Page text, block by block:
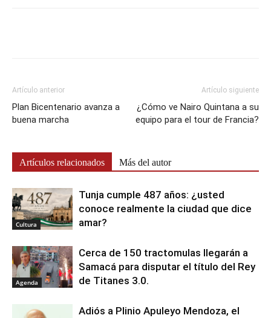
Artículo anterior
Plan Bicentenario avanza a
buena marcha
Artículo siguiente
¿Cómo ve Nairo Quintana a su
equipo para el tour de Francia?
Artículos relacionados Más del autor
Cultura
Tunja cumple 487 años: ¿usted
conoce realmente la ciudad que dice
amar?
Agenda
Cerca de 150 tractomulas llegarán a
Samacá para disputar el título del Rey
de Titanes 3.0.
Adiós a Plinio Apuleyo Mendoza, el